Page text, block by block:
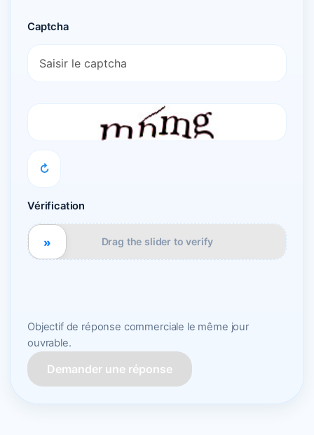
Captcha
↻
Vérification
Drag the slider to verify
»
Objectif de réponse commerciale le même jour
ouvrable.
Demander une réponse